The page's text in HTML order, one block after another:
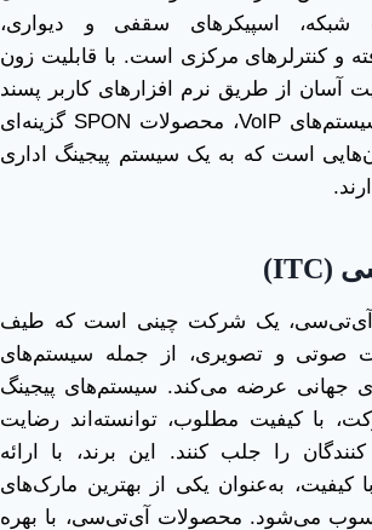
شبکه، اسپیکرهای سقفی و دیواری،
و کنترلرهای مرکزی است. با قابلیت زون
آسان از طریق نرم ‌افزارهای کاربر پسند
و امکان اتصال به سیستم‌های VoIP، محصولات SPON گزینه‌ای
است که به یک سیستم پیجینگ اداری
(ITC)
آی‌تی‌سی، یک شرکت چینی است که طیف
صوتی و تصویری، از جمله سیستم‌های
جهانی عرضه می‌کند. سیستم‌های پیجینگ
با کیفیت مطلوب، توانسته‌اند رضایت
را جلب کنند. این برند، با ارائه
کیفیت، به‌عنوان یکی از بهترین مارک‌های
می‌شود. محصولات آی‌تی‌سی، با بهره‌